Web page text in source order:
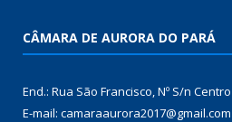
CÂMARA DE AURORA DO PARÁ
End.: Rua São Francisco, Nº S/n Centro
E-mail: camaraaurora2017@gmail.com